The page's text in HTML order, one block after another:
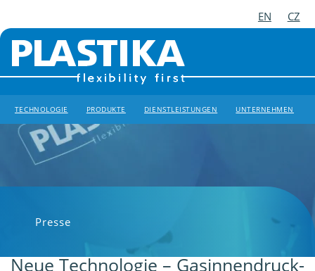
EN CZ
TECHNOLOGIE PRODUKTE DIENSTLEISTUNGEN UNTERNEHMEN
Presse
Neue Technologie – Gasinnendruck-